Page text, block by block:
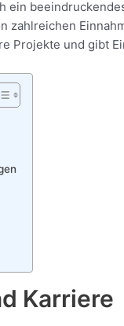
ein
zahlreichen
Projekte und gibt
Karriere